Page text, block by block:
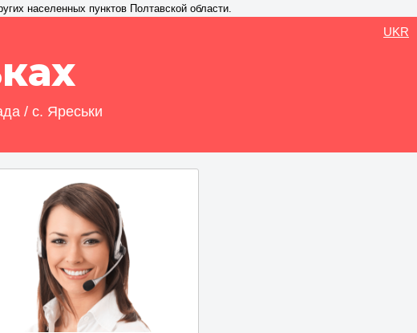
населенных пунктов Полтавской области.
/ с. Яреськи
UKR